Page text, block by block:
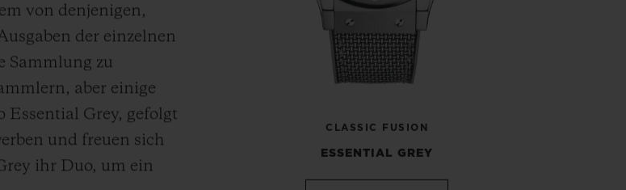
CLASSIC FUSION
ESSENTIAL GREY
von denjenigen,
der einzelnen
Sammlung zu
aber einige
Essential Grey, gefolgt
und freuen sich
ihr Duo, um ein